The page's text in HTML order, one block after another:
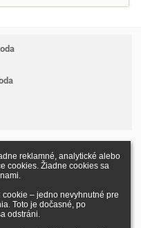
reklamné, analytické alebo
cookies. Žiadne cookies sa
– jedno nevyhnutné pre
Toto je dočasné, po
odstráni.